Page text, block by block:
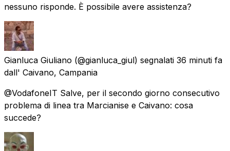
nessuno risponde. È possibile avere assistenza?
Gianluca Giuliano (@gianluca_giul) segnalati 36 minuti fa
dall' Caivano, Campania
@VodafoneIT Salve, per il secondo giorno consecutivo
problema di linea tra Marcianise e Caivano: cosa
succede?